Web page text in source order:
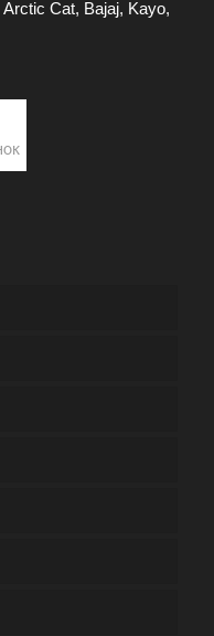
Cat, Bajaj, Kayo,